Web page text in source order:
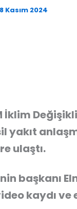
8 Kasım 2024
İklim
yakıt
ulaştı.
başkanı
kaydı